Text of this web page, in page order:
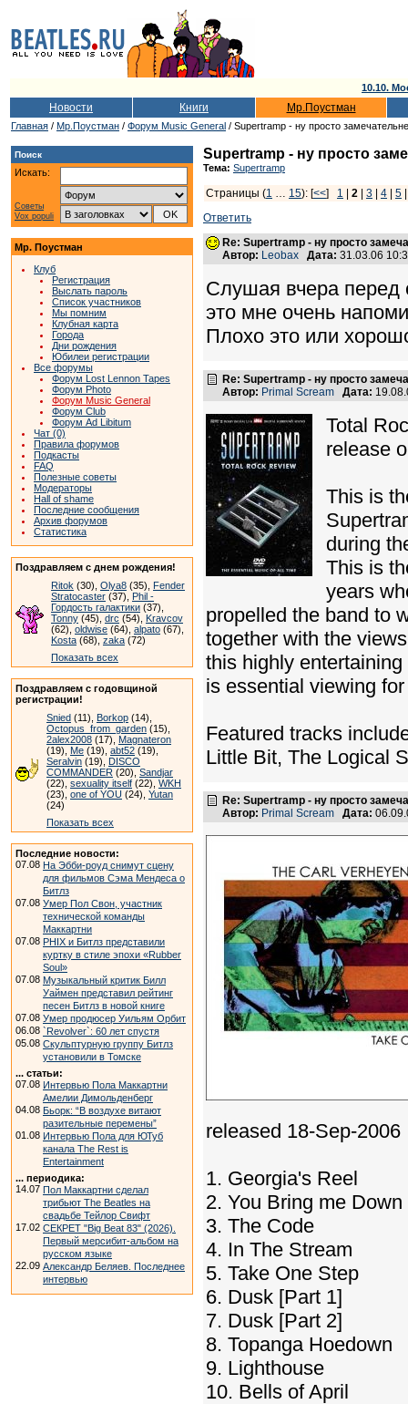
10.10.
Новости Книги Мр.Поустман
Главная / Мр.Поустман / Форум Music General / Supertramp - ну просто
Поиск
Искать:
Советы
Vox populi
Мр. Поустман
Клуб
Регистрация
Выслать пароль
Список участников
Мы помним
Клубная карта
Города
Дни рождения
Юбилеи регистрации
Все форумы
Форум Lost Lennon Tapes
Форум Photo
Форум Music General
Форум Club
Форум Ad Libitum
Чат (0)
Правила форумов
Подкасты
FAQ
Полезные советы
Модераторы
Hall of shame
Последние сообщения
Архив форумов
Статистика
Поздравляем с днем рождения!
Ritok (30), Olya8 (35), Fender
Stratocaster (37), Phil -
Гордость галактики (37),
Tonny (45), drc (54), Kravcov
(62), oldwise (64), alpato (67),
Kosta (68), zaka (72)
Показать всех
Поздравляем с годовщиной
регистрации!
Snied (11), Borkop (14),
Octopus_from_garden (15),
2alex2008 (17), Magnateron
(19), Me (19), abt52 (19),
Seralvin (19), DISCO
COMMANDER (20), Sandjar
(22), sexuality itself (22), WKH
(23), one of YOU (24), Yutan
(24)
Показать всех
Последние новости:
07.08 На Эбби-роуд снимут сцену
для фильмов Сэма Мендеса о
Битлз
07.08 Умер Пол Свон, участник
технической команды
Маккартни
07.08 PHIX и Битлз представили
куртку в стиле эпохи «Rubber
Soul»
07.08 Музыкальный критик Билл
Уаймен представил рейтинг
песен Битлз в новой книге
07.08 Умер продюсер Уильям Орбит
06.08 `Revolver`: 60 лет спустя
05.08 Скульптурную группу Битлз
установили в Томске
... статьи:
07.08 Интервью Пола Маккартни
Амелии Димольденберг
04.08 Бьорк: “В воздухе витают
разительные перемены”
01.08 Интервью Пола для ЮТуб
канала The Rest is
Entertainment
... периодика:
14.07 Пол Маккартни сделал
трибьют The Beatles на
свадьбе Тейлор Свифт
17.02 СЕКРЕТ "Big Beat 83" (2026).
Первый мерсибит-альбом на
русском языке
22.09 Александр Беляев. Последнее
интервью
Supertramp - ну просто
Тема: Supertramp
Страницы (1 … 15): [<<] 1 2 3 4 5
Ответить
Re: Supertramp - ну просто
Автор: Leobax Дата: 31.03.06
Слушая вчера
это мне очень
Плохо это или
Re: Supertramp - ну просто
Автор: Primal Scream Дата:
Total
release
This is
during
This is
years
propelled the band to
together with the
this highly
is essential viewing
Featured tracks
Little Bit, The Logical
Re: Supertramp - ну просто
Автор: Primal Scream Дата:
released 18-Sep-2006
1. Georgia's Reel
2. You Bring me Down
3. The Code
4. In The Stream
5. Take One Step
6. Dusk [Part 1]
7. Dusk [Part 2]
8. Topanga Hoedown
9. Lighthouse
10. Bells of April